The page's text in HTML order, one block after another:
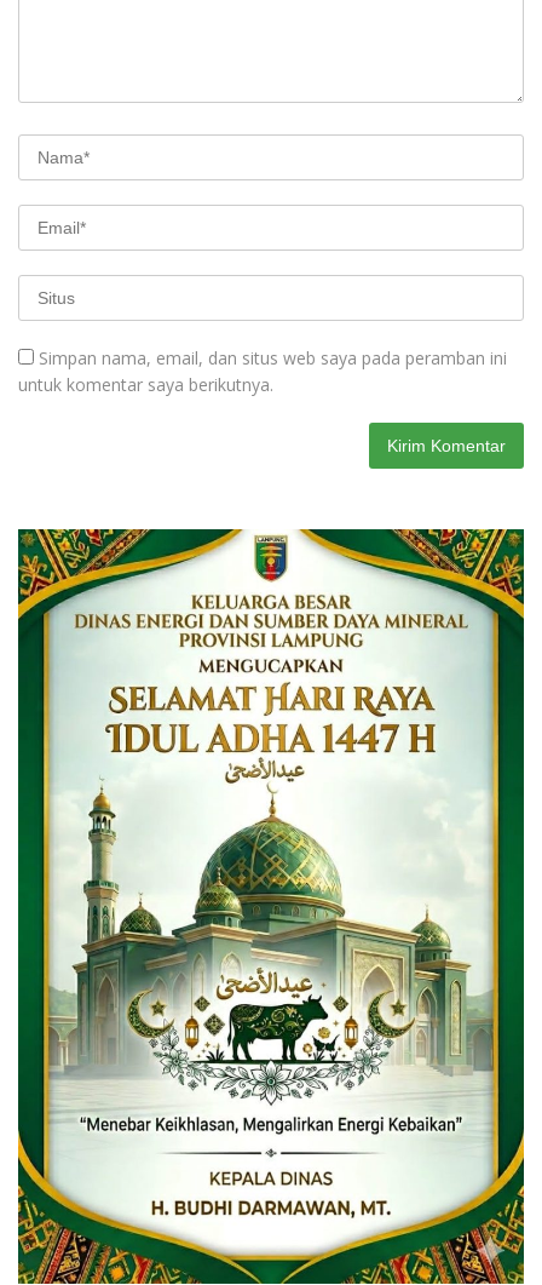
Simpan nama, email, dan situs web saya pada peramban ini
untuk komentar saya berikutnya.